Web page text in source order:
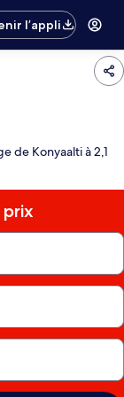
l’appli
de Konyaalti à 2,1